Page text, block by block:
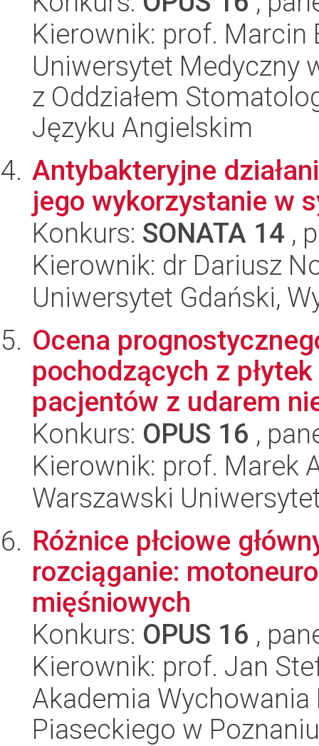
Kierownik: prof. Marcin
Uniwersytet Medyczny
z Oddziałem
Języku Angielskim
Antybakteryjne
jego wykorzystanie w
Konkurs: SONATA 14 ,
Kierownik: dr Dariusz
Uniwersytet Gdański,
Ocena
pochodzących z
pacjentów z udarem
Konkurs: OPUS 16 ,
Kierownik: prof. Marek
Warszawski
Różnice płciowe
rozciąganie:
mięśniowych
Konkurs: OPUS 16 ,
Kierownik: prof. Jan
Akademia
Piaseckiego w